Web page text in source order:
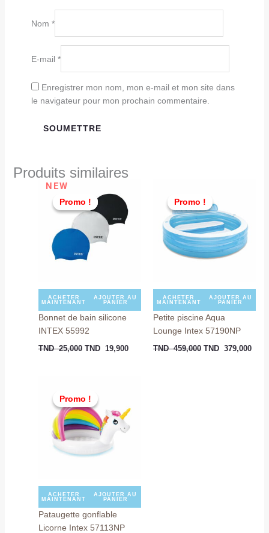
Nom *
E-mail *
Enregistrer mon nom, mon e-mail et mon site dans
le navigateur pour mon prochain commentaire.
Produits similaires
Promo !
NEW
Promo !
ACHETER
MAINTENANT
AJOUTER AU
PANIER
Bonnet de bain silicone
INTEX 55992
TND25,000
initial
était :
25,000.
TND 19,900
est :
Promo !
Promo !
ACHETER
MAINTENANT
AJOUTER AU
PANIER
Petite piscine Aqua
Lounge Intex 57190NP
TND459,000
initial
était :
TND
459,000.
TND 379,000
Promo !
Promo !
ACHETER
MAINTENANT
AJOUTER AU
PANIER
Pataugette gonflable
Licorne Intex 57113NP
initial
était :
TND
139,000.